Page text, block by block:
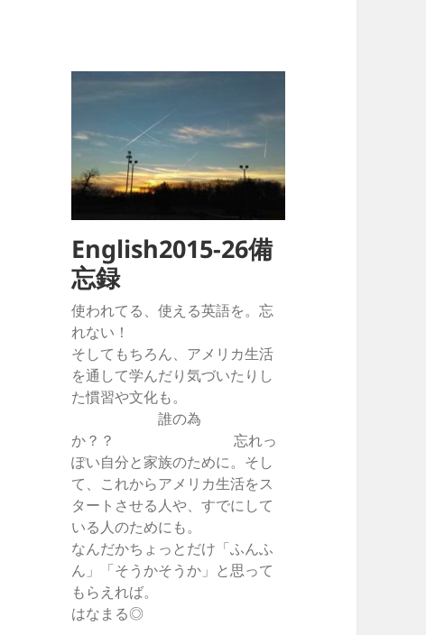
English2015-26備
忘録
使われてる、使える英語を。忘
れない！
そしてもちろん、アメリカ生活
を通して学んだり気づいたりし
た慣習や文化も。
誰の為
か？？ 忘れっ
ぽい自分と家族のために。そし
て、これからアメリカ生活をス
タートさせる人や、すでにして
いる人のためにも。
なんだかちょっとだけ「ふんふ
ん」「そうかそうか」と思って
もらえれば。
はなまる◎